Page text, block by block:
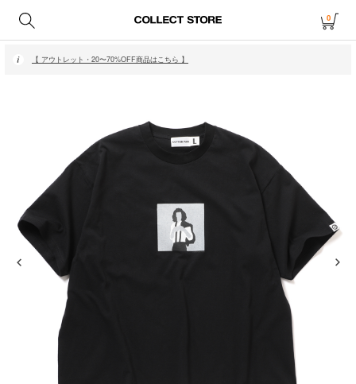
0
【 月〜金14時、土日祝12時までにご注文で当日発送・発送無休 】
【 アウトレット・20〜70%OFF商品はこちら 】
【 月〜金14時、土日祝12時までにご注文で当日発送・発送無休 】